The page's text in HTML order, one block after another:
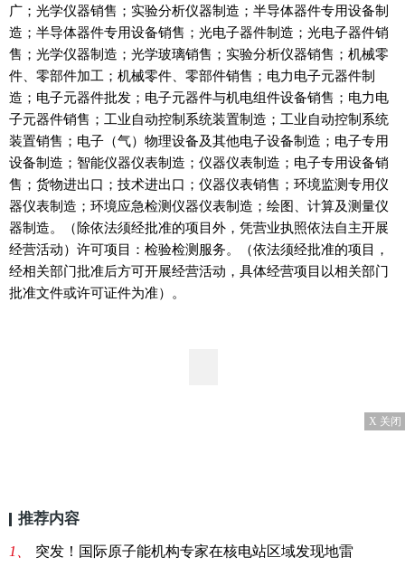
广；光学仪器销售；实验分析仪器制造；半导体器件专用设备制
造；半导体器件专用设备销售；光电子器件制造；光电子器件销
售；光学仪器制造；光学玻璃销售；实验分析仪器销售；机械零
件、零部件加工；机械零件、零部件销售；电力电子元器件制
造；电子元器件批发；电子元器件与机电组件设备销售；电力电
子元器件销售；工业自动控制系统装置制造；工业自动控制系统
装置销售；电子（气）物理设备及其他电子设备制造；电子专用
设备制造；智能仪器仪表制造；仪器仪表制造；电子专用设备销
售；货物进出口；技术进出口；仪器仪表销售；环境监测专用仪
器仪表制造；环境应急检测仪器仪表制造；绘图、计算及测量仪
器制造。（除依法须经批准的项目外，凭营业执照依法自主开展
经营活动）许可项目：检验检测服务。（依法须经批准的项目，
经相关部门批准后方可开展经营活动，具体经营项目以相关部门
批准文件或许可证件为准）。
X 关闭
推荐内容
1、 突发！国际原子能机构专家在核电站区域发现地雷